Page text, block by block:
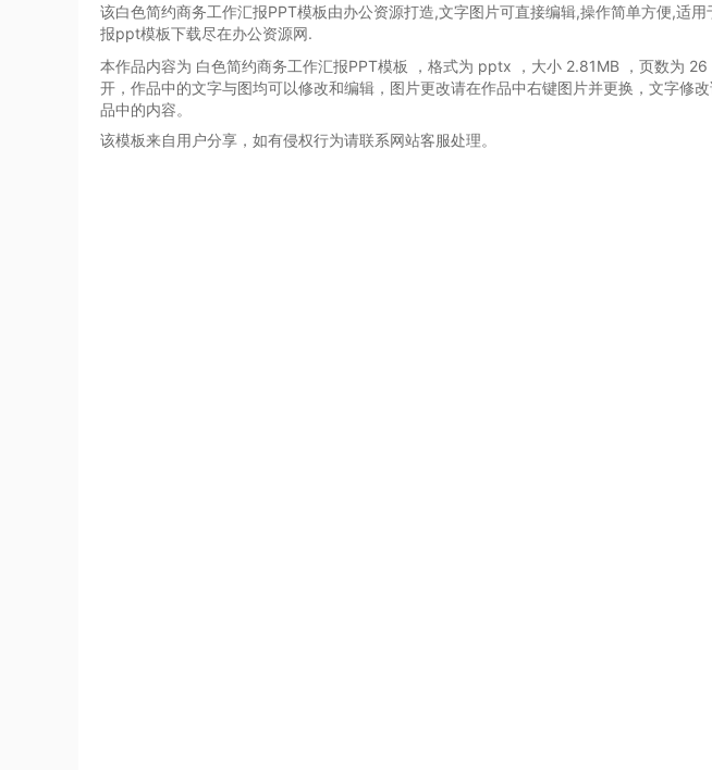
该白色简约商务工作汇报PPT模板由办公资源打造,文字图片可直接编辑,操作简单方便,适
报ppt模板下载尽在办公资源网.
本作品内容为 白色简约商务工作汇报PPT模板
，格式为 pptx ，大小 2.81MB ，页数为 26
开，作品中的文字与图均可以修改和编辑，图片更改请在作品中右键图片并更换，文字修
品中的内容。
该模板来自用户分享，如有侵权行为请联系网站客服处理。